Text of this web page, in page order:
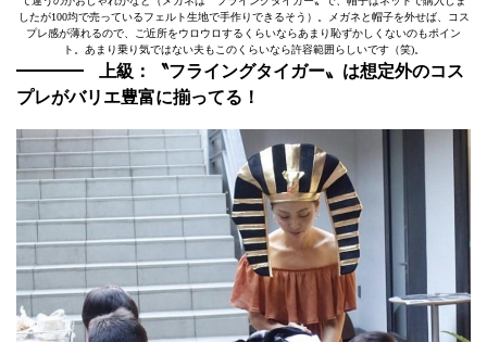
したが100均で売っているフェルト生地で手作りできるそう）。メガネと帽子を外せば、コス
プレ感が薄れるので、ご近所をウロウロするくらいならあまり恥ずかしくないのもポイン
ト。あまり乗り気ではない夫もこのくらいなら許容範囲らしいです（笑)。
上級：〝フライングタイガー〟は想定外のコス
プレがバリエ豊富に揃ってる！